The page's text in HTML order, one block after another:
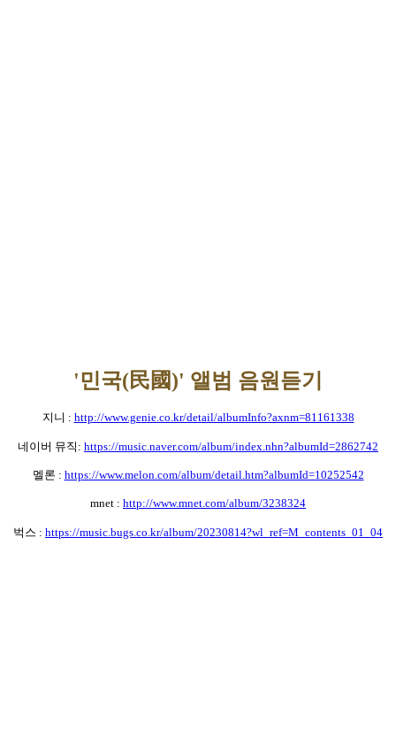
'민국(民國)' 앨범 음원듣기
지니 : http://www.genie.co.kr/detail/albumInfo?axnm=81161338
네이버 뮤직: https://music.naver.com/album/index.nhn?albumId=2862742
멜론 : https://www.melon.com/album/detail.htm?albumId=10252542
mnet : http://www.mnet.com/album/3238324
벅스 : https://music.bugs.co.kr/album/20230814?wl_ref=M_contents_01_04